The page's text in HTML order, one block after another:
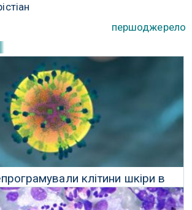
першоджерело
клітини шкіри в
для боротьби з раком